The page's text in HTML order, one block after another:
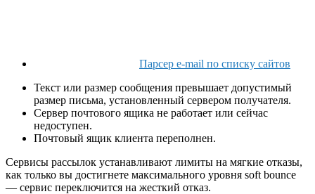
Парсер e-mail по списку сайтов
Текст или размер сообщения превышает допустимый
размер письма, установленный сервером получателя.
Сервер почтового ящика не работает или сейчас
недоступен.
Почтовый ящик клиента переполнен.
Сервисы рассылок устанавливают лимиты на мягкие отказы,
как только вы достигнете максимального уровня soft bounce
— сервис переключится на жесткий отказ.